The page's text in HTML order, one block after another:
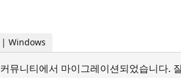
Windows
뮤니티에서 마이그레이션되었습니다.